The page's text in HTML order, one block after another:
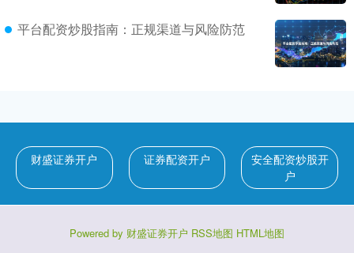
平台配资炒股指南：正规渠道与风险防范
财盛证券开户 证券配资开户
安全配资炒股开
户
Powered by 财盛证券开户 RSS地图 HTML地图